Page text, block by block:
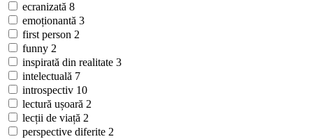
ecranizată 8
emoționantă 3
first person 2
funny 2
inspirată din realitate 3
intelectuală 7
introspectiv 10
lectură ușoară 2
lecții de viață 2
perspective diferite 2